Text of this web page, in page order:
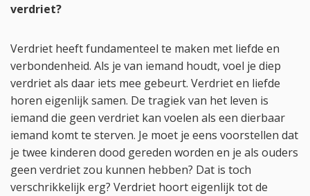
verdriet?
Verdriet heeft fundamenteel te maken met liefde en
verbondenheid. Als je van iemand houdt, voel je diep
verdriet als daar iets mee gebeurt. Verdriet en liefde
horen eigenlijk samen. De tragiek van het leven is
iemand die geen verdriet kan voelen als een dierbaar
iemand komt te sterven. Je moet je eens voorstellen dat
je twee kinderen dood gereden worden en je als ouders
geen verdriet zou kunnen hebben? Dat is toch
verschrikkelijk erg? Verdriet hoort eigenlijk tot de